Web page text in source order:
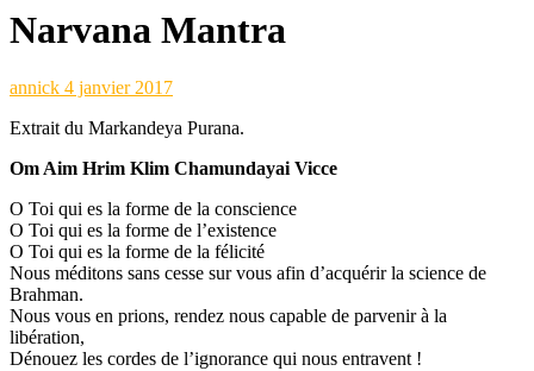
Narvana Mantra
annick 4 janvier 2017
Extrait du Markandeya Purana.
Om Aim Hrim Klim Chamundayai Vicce
O Toi qui es la forme de la conscience
O Toi qui es la forme de l’existence
O Toi qui es la forme de la félicité
Nous méditons sans cesse sur vous afin d’acquérir la science de
Brahman.
Nous vous en prions, rendez nous capable de parvenir à la
libération,
Dénouez les cordes de l’ignorance qui nous entravent !